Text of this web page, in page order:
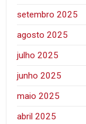
setembro 2025
agosto 2025
julho 2025
junho 2025
maio 2025
abril 2025